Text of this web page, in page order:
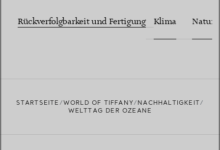
Rückverfolgbarkeit und Fertigung Klima
STARTSEITE WORLD OF TIFFANY
NACHHALTIGKEIT
WELTTAG DER OZEANE